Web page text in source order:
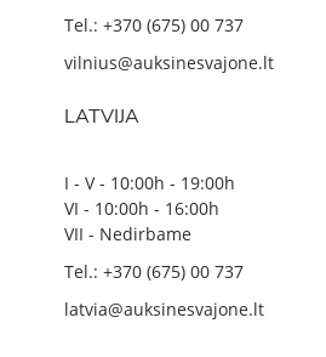
Tel.: +370 (675) 00 737
vilnius@auksinesvajone.lt
LATVIJA
I - V - 10:00h - 19:00h
VI - 10:00h - 16:00h
VII - Nedirbame
Tel.: +370 (675) 00 737
latvia@auksinesvajone.lt